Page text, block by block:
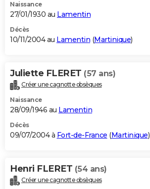
Naissance
27/01/1930 au Lamentin
Décès
10/11/2004 au Lamentin (Martinique)
Juliette FLERET (57 ans)
Créer une cagnotte obsèques
Naissance
28/09/1946 au Lamentin
Décès
09/07/2004 à Fort-de-France (Martinique)
Henri FLERET (54 ans)
Créer une cagnotte obsèques